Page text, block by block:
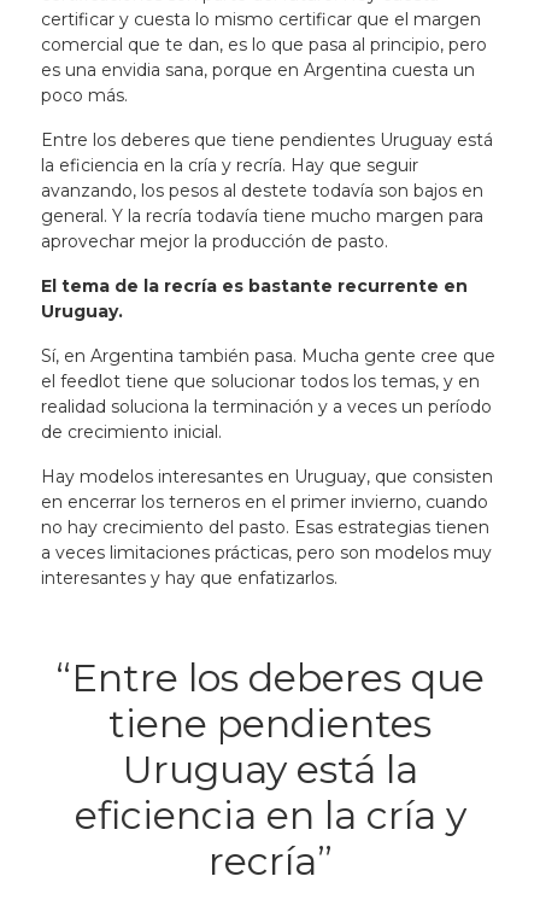
certificar y cuesta lo mismo certificar que el margen
comercial que te dan, es lo que pasa al principio, pero
es una envidia sana, porque en Argentina cuesta un
poco más.
Entre los deberes que tiene pendientes Uruguay está
la eficiencia en la cría y recría. Hay que seguir
avanzando, los pesos al destete todavía son bajos en
general. Y la recría todavía tiene mucho margen para
aprovechar mejor la producción de pasto.
El tema de la recría es bastante recurrente en
Uruguay.
Sí, en Argentina también pasa. Mucha gente cree que
el feedlot tiene que solucionar todos los temas, y en
realidad soluciona la terminación y a veces un período
de crecimiento inicial.
Hay modelos interesantes en Uruguay, que consisten
en encerrar los terneros en el primer invierno, cuando
no hay crecimiento del pasto. Esas estrategias tienen
a veces limitaciones prácticas, pero son modelos muy
interesantes y hay que enfatizarlos.
“Entre los deberes que
tiene pendientes
Uruguay está la
eficiencia en la cría y
recría”